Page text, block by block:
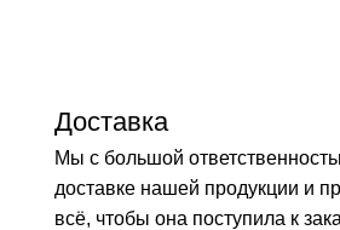
Доставка
Мы с большой
доставке нашей продукции и
всё, чтобы она поступила к